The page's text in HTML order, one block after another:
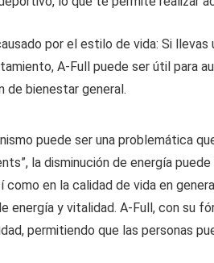
por el estilo de vida: Si
A-Full puede ser útil para
de bienestar general.
puede ser una problemática
la disminución de energía
en la calidad de vida en
energía y vitalidad. A-Full, con su
permitiendo que las personas